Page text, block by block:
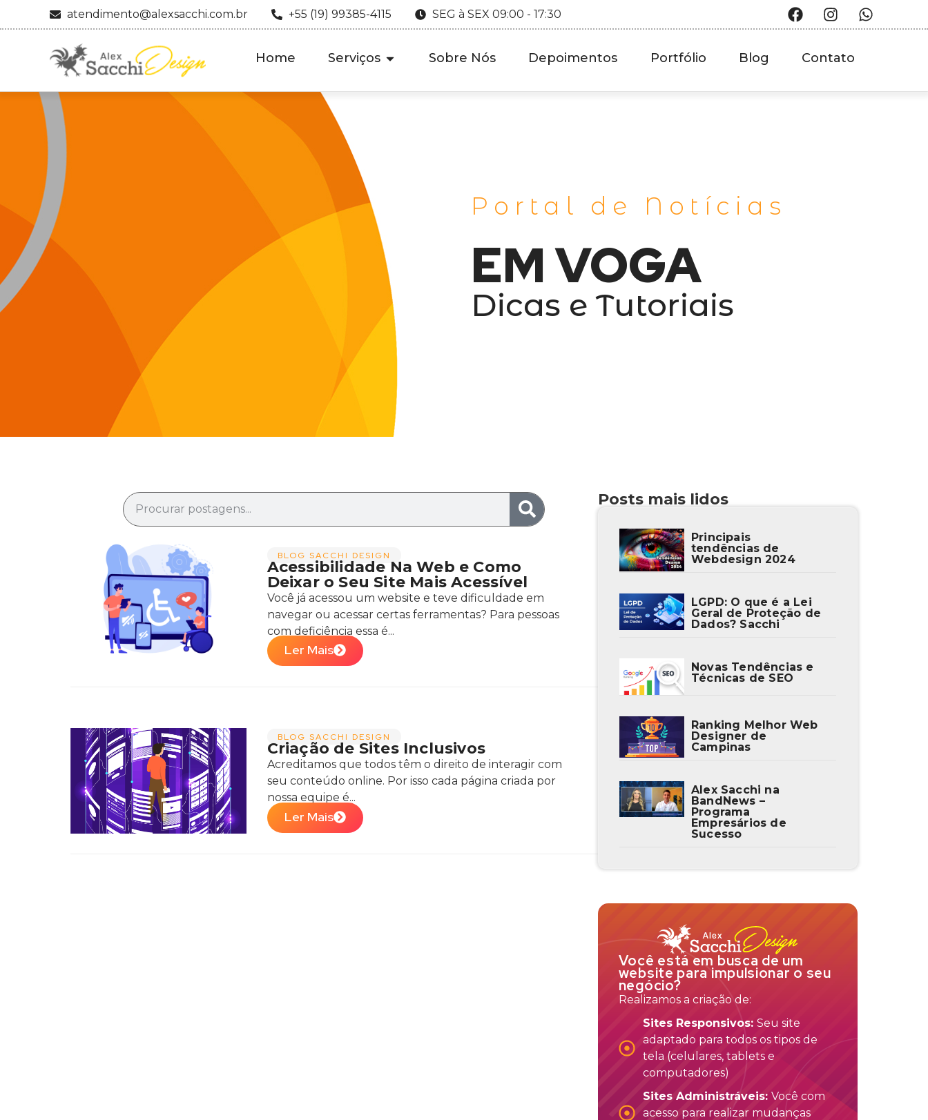
atendimento@alexsacchi.com.br +55 (19) 99385-4115 SEG à SEX 09:00 - 17:30
Home Serviços Sobre Nós Depoimentos Portfólio Blog Contato
Portal de Notícias
EM VOGA
Dicas e Tutoriais
BLOG SACCHI DESIGN
Acessibilidade Na Web e Como
Deixar o Seu Site Mais Acessível
Você já acessou um website e teve dificuldade em
navegar ou acessar certas ferramentas? Para pessoas
com deficiência essa é...
Ler Mais
BLOG SACCHI DESIGN
Criação de Sites Inclusivos​
Acreditamos que todos têm o direito de interagir com
seu conteúdo online. Por isso cada página criada por
nossa equipe é...
Ler Mais
Posts mais lidos
Principais
tendências de
Webdesign 2024
LGPD: O que é a Lei
Geral de Proteção de
Dados? Sacchi
Novas Tendências e
Técnicas de SEO
Ranking Melhor Web
Designer de
Campinas
Alex Sacchi na
BandNews –
Programa
Empresários de
Sucesso
Você está em busca de um
website para impulsionar o seu
negócio?
Realizamos a criação de:
Sites Responsivos: Seu site
adaptado para todos os tipos de
tela (celulares, tablets e
computadores)
Sites Administráveis: Você com
acesso para realizar mudanças